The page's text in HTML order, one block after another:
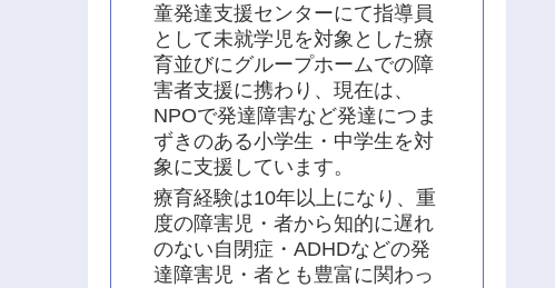
童発達支援センターにて指導員
として未就学児を対象とした療
育並びにグループホームでの障
害者支援に携わり、現在は、
NPOで発達障害など発達につま
ずきのある小学生・中学生を対
象に支援しています。
療育経験は10年以上になり、重
度の障害児・者から知的に遅れ
のない自閉症・ADHDなどの発
達障害児・者とも豊富に関わっ